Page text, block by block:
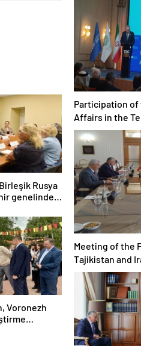
Rusya
genelinde
için
Voronezh
Participation of
Affairs in the
Meeting of the
Tajikistan and